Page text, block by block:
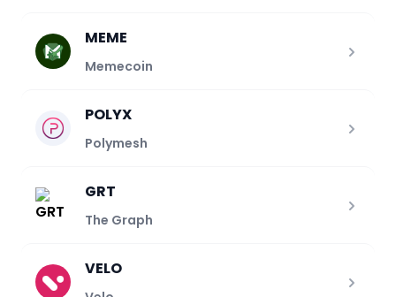
MEME
Memecoin
POLYX
Polymesh
GRT
The Graph
VELO